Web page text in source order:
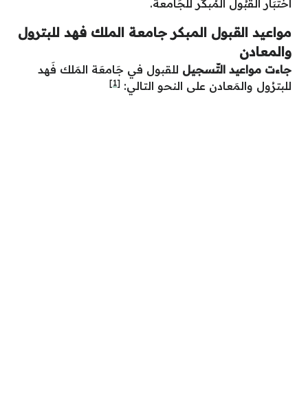
اختبَار القبُول المُبكّر للجَامعة.
مواعيد القبول المبكر جامعة الملك فهد للبترول
والمعادن
جاءت مواعيد التّسجيل للقبول في جَامعَة المَلك فَهد
للبترُول والمَعادن على النحو التالي: [1]